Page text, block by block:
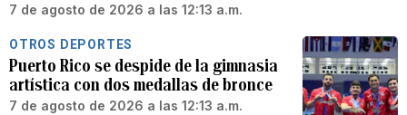
7 de agosto de 2026 a las 12:13 a.m.
OTROS DEPORTES
Puerto Rico se despide de la gimnasia
artística con dos medallas de bronce
7 de agosto de 2026 a las 12:13 a.m.